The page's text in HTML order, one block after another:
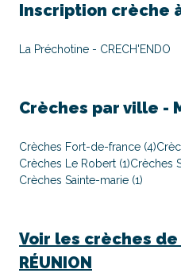
Inscription crèche
La Préchotine - CRECH'ENDO
Crèches par ville -
Crèches Fort-de-france (4)
Crèches Le Robert (1)Crèches
Crèches Sainte-marie (1)
Voir les crèches
RÉUNION